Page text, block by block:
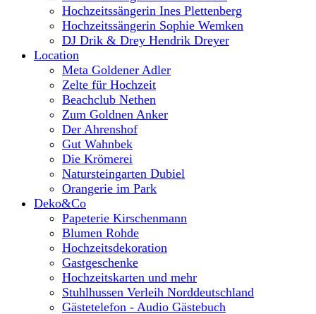
Hochzeitssängerin Ines Plettenberg
Hochzeitssängerin Sophie Wemken
DJ Drik & Drey Hendrik Dreyer
Location
Meta Goldener Adler
Zelte für Hochzeit
Beachclub Nethen
Zum Goldnen Anker
Der Ahrenshof
Gut Wahnbek
Die Krömerei
Natursteingarten Dubiel
Orangerie im Park
Deko&Co
Papeterie Kirschenmann
Blumen Rohde
Hochzeitsdekoration
Gastgeschenke
Hochzeitskarten und mehr
Stuhlhussen Verleih Norddeutschland
Gästetelefon - Audio Gästebuch